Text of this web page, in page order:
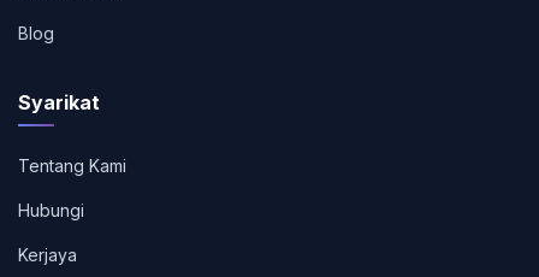
Blog
Syarikat
Tentang Kami
Hubungi
Kerjaya